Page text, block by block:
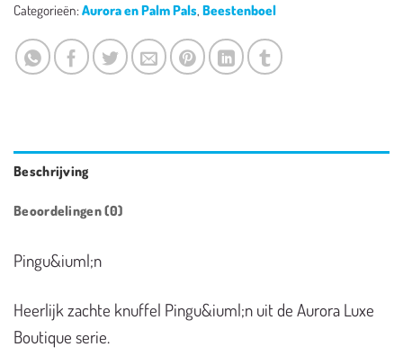
Categorieën: Aurora en Palm Pals, Beestenboel
Beschrijving
Beoordelingen (0)
Pingu&iuml;n
Heerlijk zachte knuffel Pingu&iuml;n uit de Aurora Luxe
Boutique serie.